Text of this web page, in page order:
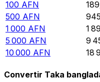
100 AFN
500 AFN
1 000 AFN 1
5 000 AFN 9
10 000 AFN 18
Convertir Taka